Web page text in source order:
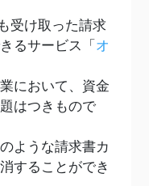
受け取った請求
るサービス「 オ
において、資金
はつきもので
のような請求書カ
することができ